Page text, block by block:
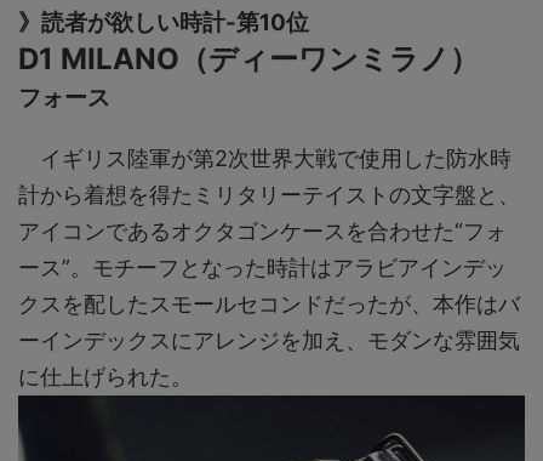
》読者が欲しい時計-第10位
D1 MILANO（ディーワンミラノ）
フォース
イギリス陸軍が第2次世界大戦で使用した防水時
計から着想を得たミリタリーテイストの文字盤と、
アイコンであるオクタゴンケースを合わせた“フォ
ース”。モチーフとなった時計はアラビアインデッ
クスを配したスモールセコンドだったが、本作はバ
ーインデックスにアレンジを加え、モダンな雰囲気
に仕上げられた。